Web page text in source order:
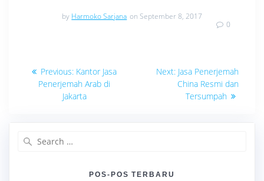
by Harmoko Sarjana on September 8, 2017
0
Navigasi
pos
Previous: Previous
post:
Kantor Jasa
Penerjemah Arab di
Jakarta
Next: Next
post:
Jasa Penerjemah
China Resmi dan
Tersumpah
POS-POS TERBARU